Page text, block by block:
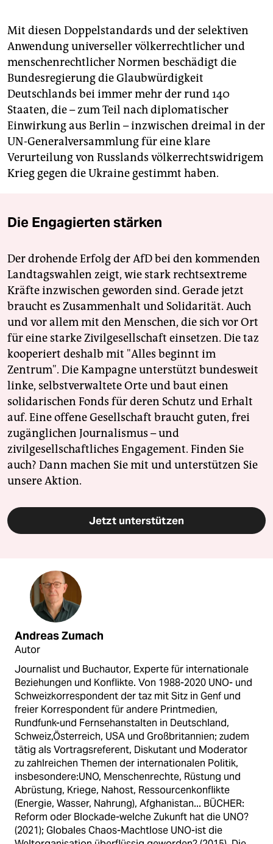
Mit diesen Doppelstandards und der selektiven
Anwendung universeller völkerrechtlicher und
menschenrechtlicher Normen beschädigt die
Bundesregierung die Glaubwürdigkeit
Deutschlands bei immer mehr der rund 140
Staaten, die – zum Teil nach diplomatischer
Einwirkung aus Berlin – inzwischen dreimal in der
UN-Generalversammlung für eine klare
Verurteilung von Russlands völkerrechtswidrigem
Krieg gegen die Ukraine gestimmt haben.
Die Engagierten stärken
Der drohende Erfolg der AfD bei den kommenden
Landtagswahlen zeigt, wie stark rechtsextreme
Kräfte inzwischen geworden sind. Gerade jetzt
braucht es Zusammenhalt und Solidarität. Auch
und vor allem mit den Menschen, die sich vor Ort
für eine starke Zivilgesellschaft einsetzen. Die taz
kooperiert deshalb mit "Alles beginnt im
Zentrum". Die Kampagne unterstützt bundesweit
linke, selbstverwaltete Orte und baut einen
solidarischen Fonds für deren Schutz und Erhalt
auf. Eine offene Gesellschaft braucht guten, frei
zugänglichen Journalismus – und
zivilgesellschaftliches Engagement. Finden Sie
auch? Dann machen Sie mit und unterstützen Sie
unsere Aktion.
Jetzt unterstützen
Andreas Zumach
Autor
Journalist und Buchautor, Experte für internationale
Beziehungen und Konflikte. Von 1988-2020 UNO- und
Schweizkorrespondent der taz mit Sitz in Genf und
freier Korrespondent für andere Printmedien,
Rundfunk-und Fernsehanstalten in Deutschland,
Schweiz,Österreich, USA und Großbritannien; zudem
tätig als Vortragsreferent, Diskutant und Moderator
zu zahlreichen Themen der internationalen Politik,
insbesondere:UNO, Menschenrechte, Rüstung und
Abrüstung, Kriege, Nahost, Ressourcenkonflikte
(Energie, Wasser, Nahrung), Afghanistan... BÜCHER:
Reform oder Blockade-welche Zukunft hat die UNO?
(2021); Globales Chaos-Machtlose UNO-ist die